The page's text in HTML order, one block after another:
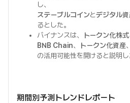
し、
ステーブルコインとデジタル
るとした。
バイナンスは、
トークン化株式
BNB Chain、 トークン化資産、
の活用可能性を開けると説明し
期間別予測トレンドレポート